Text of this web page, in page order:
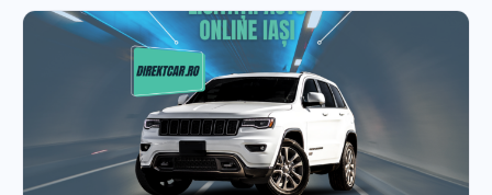
pentru vehiculul tău.
1. Înregistrarea și Crearea Anunțului
Auto:
Învață cum să îți înregistrezi mașina și să creezi un anunț
atrăgător. În articole îți vom explica cum să evidențiezi
aspectele cheie și să atragi atenția potențialilor